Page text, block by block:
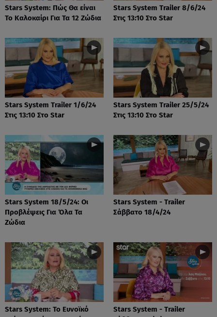
Stars System: Πώς Θα είναι
Το Καλοκαίρι Για Τα 12 Ζώδια
Stars System Trailer 8/6/24
Στις 13:10 Στο Star
Stars System Trailer 1/6/24
Στις 13:10 Στο Star
Stars System Trailer 25/5/24
Στις 13:10 Στο Star
Stars System 18/5/24: Οι
Προβλέψεις Για Όλα Τα
Ζώδια
Stars System - Trailer
Σάββατο 18/4/24
Stars System: Το Ευνοϊκό
Stars System - Trailer